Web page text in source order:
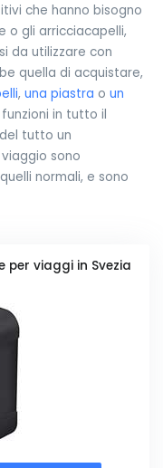
che hanno bisogno
o gli arricciacapelli,
da utilizzare con
quella di acquistare,
, una piastra o un
in tutto il
tutto un
sono
normali, e sono
viaggi in Svezia